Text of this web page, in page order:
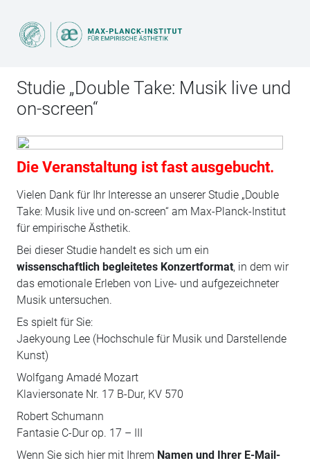
Studie „Double Take: Musik live und
on-screen“
Die Veranstaltung ist fast ausgebucht.
Vielen Dank für Ihr Interesse an unserer Studie „Double
Take: Musik live und on-screen“ am Max-Planck-Institut
für empirische Ästhetik.
Bei dieser Studie handelt es sich um ein
wissenschaftlich begleitetes Konzertformat, in dem wir
das emotionale Erleben von Live- und aufgezeichneter
Musik untersuchen.
Es spielt für Sie:
Jaekyoung Lee (Hochschule für Musik und Darstellende
Kunst)
Wolfgang Amadé Mozart
Klaviersonate Nr. 17 B-Dur, KV 570
Robert Schumann
Fantasie C-Dur op. 17 – III
Wenn Sie sich hier mit Ihrem Namen und Ihrer E-Mail-